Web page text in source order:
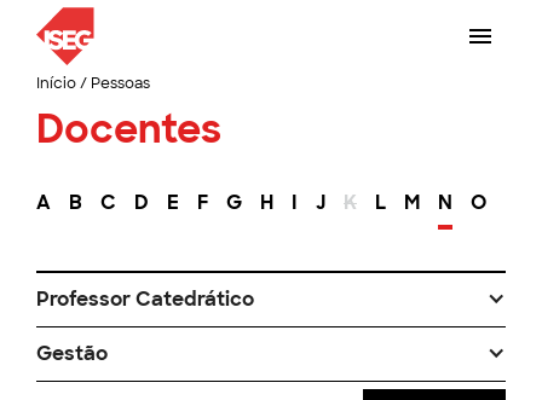
Início/ Pessoas
Docentes
A B C D E F G H I J K L M N O
Professor Catedrático
Gestão